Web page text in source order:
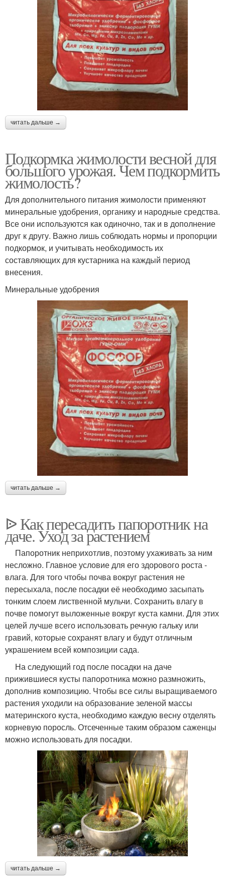
читать дальше →
Подкормка жимолости весной для
большого урожая. Чем подкормить
жимолость?
Для дополнительного питания жимолости применяют
минеральные удобрения, органику и народные средства.
Все они используются как одиночно, так и в дополнение
друг к другу. Важно лишь соблюдать нормы и пропорции
подкормок, и учитывать необходимость их
составляющих для кустарника на каждый период
внесения.
Минеральные удобрения
читать дальше →
ᐉ Как пересадить папоротник на
даче. Уход за растением
Папоротник неприхотлив, поэтому ухаживать за ним
несложно. Главное условие для его здорового роста -
влага. Для того чтобы почва вокруг растения не
пересыхала, после посадки её необходимо засыпать
тонким слоем лиственной мульчи. Сохранить влагу в
почве помогут выложенные вокруг куста камни. Для этих
целей лучше всего использовать речную гальку или
гравий, которые сохранят влагу и будут отличным
украшением всей композиции сада.
На следующий год после посадки на даче
прижившиеся кусты папоротника можно размножить,
дополнив композицию. Чтобы все силы выращиваемого
растения уходили на образование зеленой массы
материнского куста, необходимо каждую весну отделять
корневую поросль. Отсеченные таким образом саженцы
можно использовать для посадки.
читать дальше →